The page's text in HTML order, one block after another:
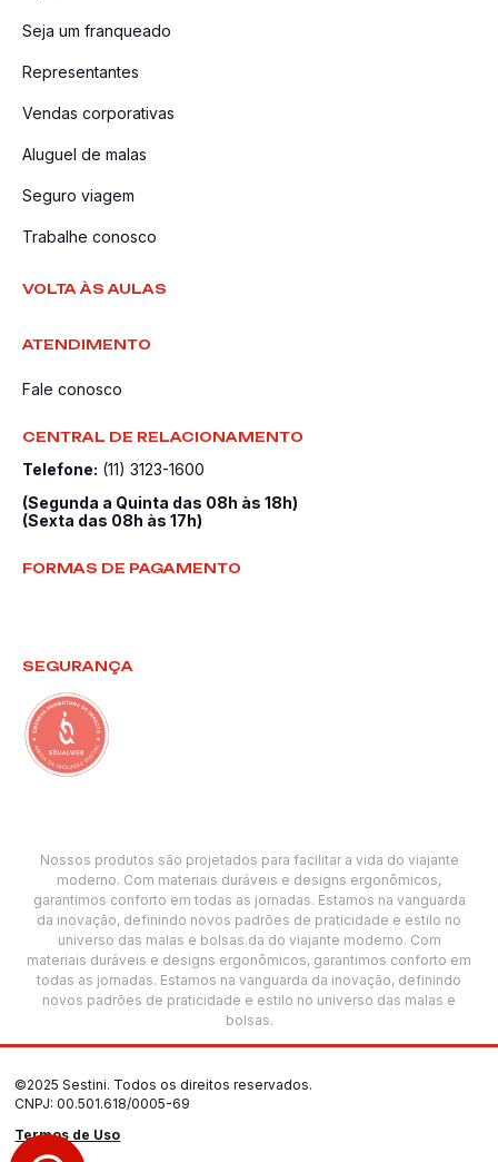
Seja um franqueado
Representantes
Vendas corporativas
Aluguel de malas
Seguro viagem
Trabalhe conosco
VOLTA ÀS AULAS
ATENDIMENTO
Fale conosco
CENTRAL DE RELACIONAMENTO
Telefone: (11) 3123-1600
(Segunda a Quinta das 08h às 18h)
(Sexta das 08h às 17h)
FORMAS DE PAGAMENTO
SEGURANÇA
Nossos produtos são projetados para facilitar a vida do viajante
moderno. Com materiais duráveis e designs ergonômicos,
garantimos conforto em todas as jornadas. Estamos na vanguarda
da inovação, definindo novos padrões de praticidade e estilo no
universo das malas e bolsas.da do viajante moderno. Com
materiais duráveis e designs ergonômicos, garantimos conforto em
todas as jornadas. Estamos na vanguarda da inovação, definindo
novos padrões de praticidade e estilo no universo das malas e
bolsas.
©2025 Sestini. Todos os direitos reservados.
CNPJ: 00.501.618/0005-69
Termos de Uso